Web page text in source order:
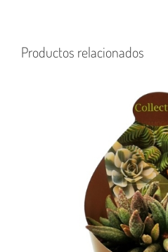
Productos relacionados